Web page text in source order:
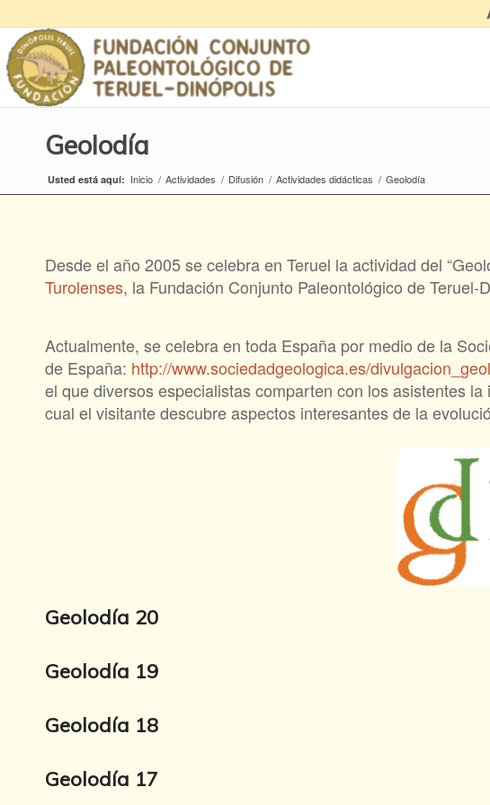
Geolodía
Usted está aquí: Inicio / Actividades / Difusión / Actividades didácticas / Geolodía
Desde el año 2005 se celebra en Teruel la actividad del
Turolenses, la Fundación Conjunto Paleontológico de
Actualmente, se celebra en toda España por medio de la
de España: http://www.sociedadgeologica.es/
el que diversos especialistas comparten con los asistentes
cual el visitante descubre aspectos interesantes de la
Geolodía 20
Geolodía 19
Geolodía 18
Geolodía 17